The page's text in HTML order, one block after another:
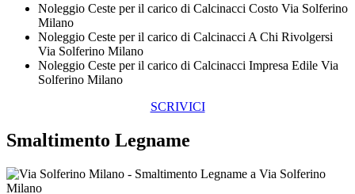
Noleggio Ceste per il carico di Calcinacci Costo Via Solferino
Milano
Noleggio Ceste per il carico di Calcinacci A Chi Rivolgersi
Via Solferino Milano
Noleggio Ceste per il carico di Calcinacci Impresa Edile Via
Solferino Milano
SCRIVICI
Smaltimento Legname